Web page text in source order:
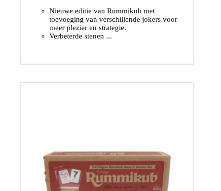
Nieuwe editie van Rummikub met
toevoeging van verschillende jokers voor
meer plezier en strategie.
Verbeterde stenen ...